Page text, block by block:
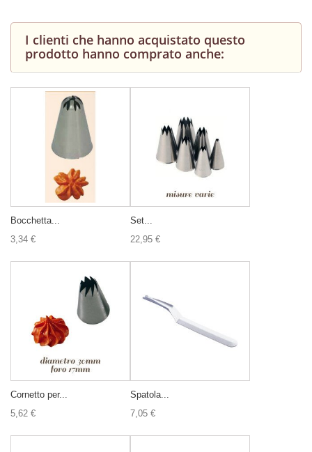
I clienti che hanno acquistato questo
prodotto hanno comprato anche:
Bocchetta...
3,34 €
Set...
22,95 €
Cornetto per...
5,62 €
Spatola...
7,05 €